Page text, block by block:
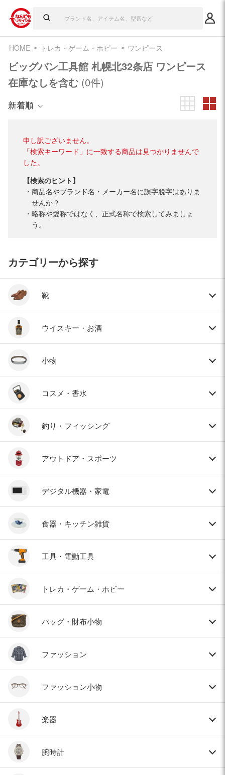
HOME トレカ・ゲーム・ホビー ワンピース
ビッグバン工具館 札幌北32条店 ワンピース
在庫なしを含む (0件)
新着順
申し訳ございません。
「検索キーワード」に一致する商品は見つかりませんで
した。
【検索のヒント】
商品名やブランド名・メーカー名に誤字脱字はありま
せんか？
略称や愛称ではなく、正式名称で検索してみましょ
う。
カテゴリーから探す
靴
ウイスキー・お酒
小物
コスメ・香水
釣り・フィッシング
アウトドア・スポーツ
デジタル機器・家電
食器・キッチン雑貨
工具・電動工具
トレカ・ゲーム・ホビー
バッグ・財布小物
ファッション
ファッション小物
楽器
腕時計